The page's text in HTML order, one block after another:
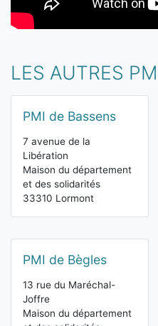
LES AUTRES
PMI de Bassens
7 avenue de la
Libération
Maison du département
et des solidarités
33310 Lormont
PMI de Bègles
13 rue du Maréchal-
Joffre
Maison du département